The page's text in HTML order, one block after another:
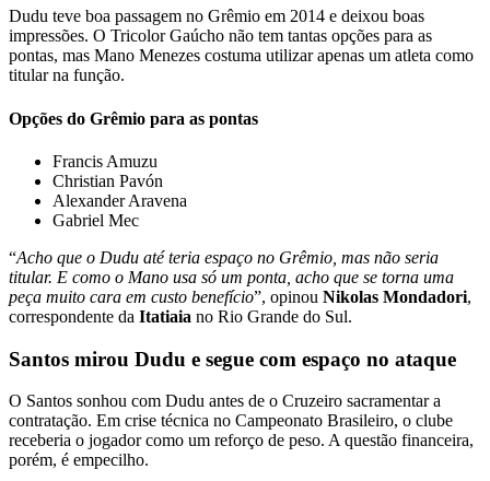
Dudu teve boa passagem no Grêmio em 2014 e deixou boas
impressões. O Tricolor Gaúcho não tem tantas opções para as
pontas, mas Mano Menezes costuma utilizar apenas um atleta como
titular na função.
Opções do Grêmio para as pontas
Francis Amuzu
Christian Pavón
Alexander Aravena
Gabriel Mec
“Acho que o Dudu até teria espaço no Grêmio, mas não seria
titular. E como o Mano usa só um ponta, acho que se torna uma
peça muito cara em custo benefício”, opinou Nikolas Mondadori,
correspondente da Itatiaia no Rio Grande do Sul.
Santos mirou Dudu e segue com espaço no ataque
O Santos sonhou com Dudu antes de o Cruzeiro sacramentar a
contratação. Em crise técnica no Campeonato Brasileiro, o clube
receberia o jogador como um reforço de peso. A questão financeira,
porém, é empecilho.